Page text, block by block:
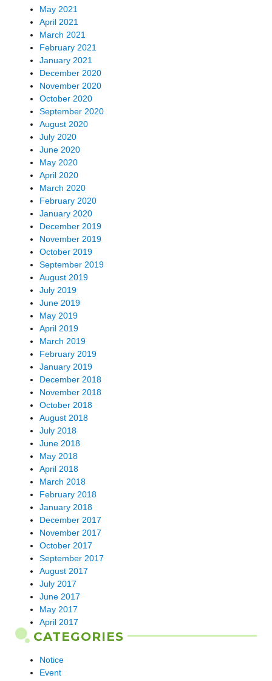
May 2021
April 2021
March 2021
February 2021
January 2021
December 2020
November 2020
October 2020
September 2020
August 2020
July 2020
June 2020
May 2020
April 2020
March 2020
February 2020
January 2020
December 2019
November 2019
October 2019
September 2019
August 2019
July 2019
June 2019
May 2019
April 2019
March 2019
February 2019
January 2019
December 2018
November 2018
October 2018
August 2018
July 2018
June 2018
May 2018
April 2018
March 2018
February 2018
January 2018
December 2017
November 2017
October 2017
September 2017
August 2017
July 2017
June 2017
May 2017
April 2017
CATEGORIES
Notice
Event